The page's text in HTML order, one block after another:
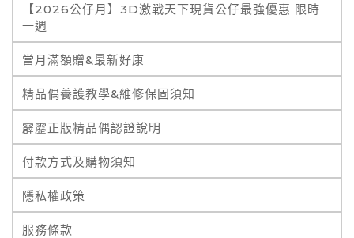
【2026公仔月】3D激戰天下現貨公仔最強優惠 限時
一週
當月滿額贈&最新好康
精品偶養護教學&維修保固須知
霹靂正版精品偶認證說明
付款方式及購物須知
隱私權政策
服務條款